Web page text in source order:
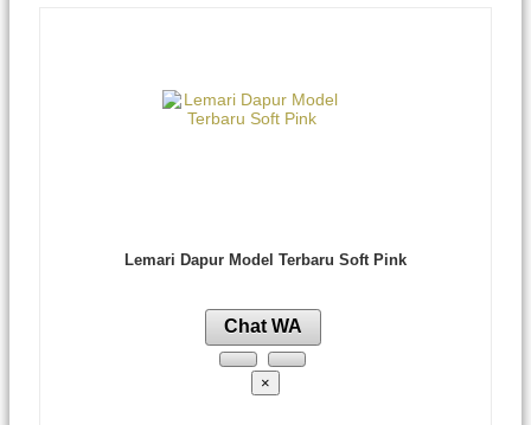
Lemari Dapur Model Terbaru Soft Pink
Chat WA
×